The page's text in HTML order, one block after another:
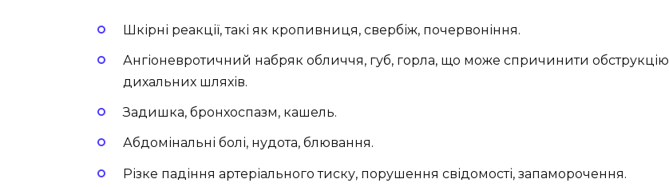
Шкірні реакції, такі як кропивниця, свербіж, почервоніння.
Ангіоневротичний набряк обличчя, губ, горла, що може спричинити обструкцію
дихальних шляхів.
Задишка, бронхоспазм, кашель.
Абдомінальні болі, нудота, блювання.
Різке падіння артеріального тиску, порушення свідомості, запаморочення.